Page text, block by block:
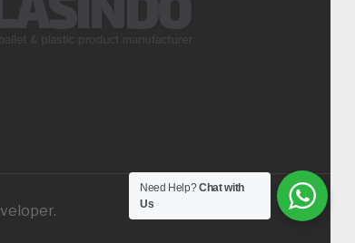
Need Help?Chat with
Us